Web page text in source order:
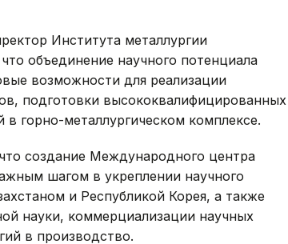
Института металлургии
объединение научного потенциала
возможности для реализации
подготовки высококвалифицированных
горно-металлургическом комплексе.
создание Международного центра
шагом в укреплении научного
и Республикой Корея, а также
науки, коммерциализации научных
в производство.